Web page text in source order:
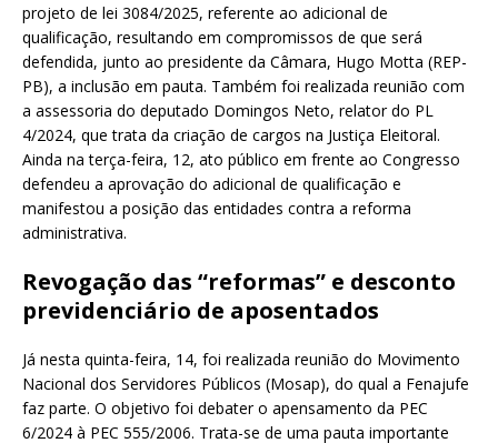
projeto de lei 3084/2025, referente ao adicional de
qualificação, resultando em compromissos de que será
defendida, junto ao presidente da Câmara, Hugo Motta (REP-
PB), a inclusão em pauta. Também foi realizada reunião com
a assessoria do deputado Domingos Neto, relator do PL
4/2024, que trata da criação de cargos na Justiça Eleitoral.
Ainda na terça-feira, 12, ato público em frente ao Congresso
defendeu a aprovação do adicional de qualificação e
manifestou a posição das entidades contra a reforma
administrativa.
Revogação das “reformas” e desconto
previdenciário de aposentados
Já nesta quinta-feira, 14, foi realizada reunião do Movimento
Nacional dos Servidores Públicos (Mosap), do qual a Fenajufe
faz parte. O objetivo foi debater o apensamento da PEC
6/2024 à PEC 555/2006. Trata-se de uma pauta importante